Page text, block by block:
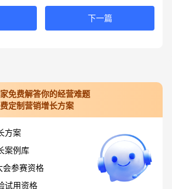
下一篇
免费解答你的经营难题
定制营销增长方案
方案
案例库
会参赛资格
试用资格